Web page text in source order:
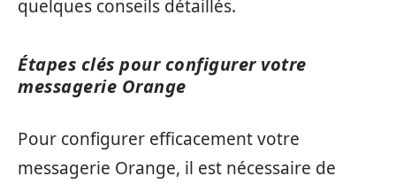
quelques conseils détaillés.
Étapes clés pour configurer votre
messagerie Orange
Pour configurer efficacement votre
messagerie Orange, il est nécessaire de